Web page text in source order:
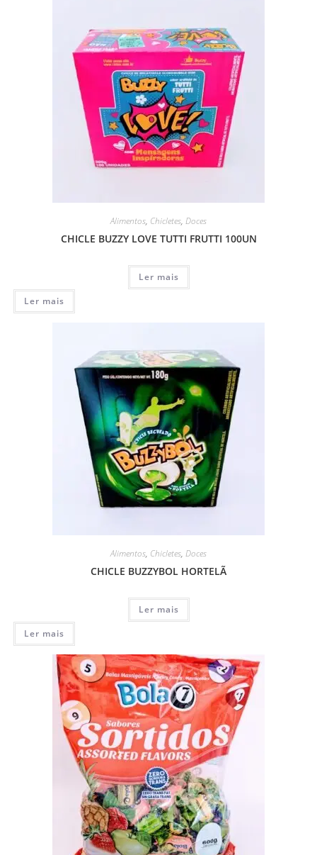
Alimentos, Chicletes, Doces
CHICLE BUZZY LOVE TUTTI FRUTTI 100UN
Ler mais
Ler mais
Alimentos, Chicletes, Doces
CHICLE BUZZYBOL HORTELÃ
Ler mais
Ler mais